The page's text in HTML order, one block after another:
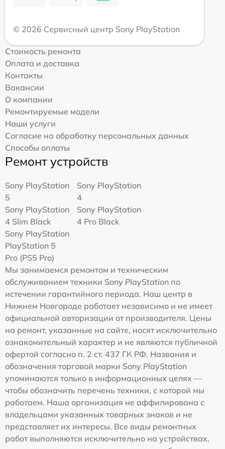
© 2026 Сервисный центр Sony PlayStation
Стоимость ремонта
Оплата и доставка
Контакты
Вакансии
О компании
Ремонтируемые модели
Наши услуги
Согласие на обработку персональных данных
Способы оплаты
Ремонт устройств
Sony PlayStation
5
Sony PlayStation
4
Sony PlayStation
4 Slim Black
Sony PlayStation
4 Pro Black
Sony PlayStation
PlayStation 5
Pro (PS5 Pro)
Мы занимаемся ремонтом и техническим
обслуживанием техники Sony PlayStation по
истечении гарантийного периода. Наш центр в
Нижнем Новгороде работает независимо и не имеет
официальной авторизации от производителя. Цены
на ремонт, указанные на сайте, носят исключительно
ознакомительный характер и не являются публичной
офертой согласно п. 2 ст. 437 ГК РФ. Названия и
обозначения торговой марки Sony PlayStation
упоминаются только в информационных целях —
чтобы обозначить перечень техники, с которой мы
работаем. Наша организация не аффилирована с
владельцами указанных товарных знаков и не
представляет их интересы. Все виды ремонтных
работ выполняются исключительно на устройствах,